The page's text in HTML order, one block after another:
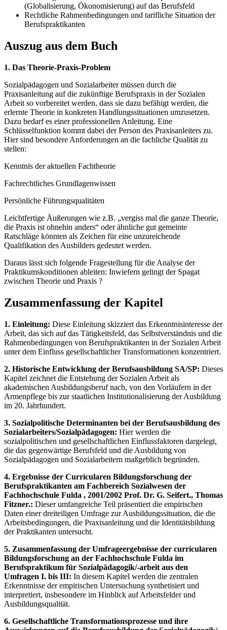
(Globalisierung, Ökonomisierung) auf das Berufsfeld
Rechtliche Rahmenbedingungen und tarifliche Situation der
Berufspraktikanten
Auszug aus dem Buch
1. Das Theorie-Praxis-Problem
Sozialpädagogen und Sozialarbeiter müssen durch die
Praxisanleitung auf die zukünftige Berufspraxis in der Sozialen
Arbeit so vorbereitet werden, dass sie dazu befähigt werden, die
erlernte Theorie in konkreten Handlungssituationen umzusetzen.
Dazu bedarf es einer professionellen Anleitung. Eine
Schlüsselfunktion kommt dabei der Person des Praxisanleiters zu.
Hier sind besondere Anforderungen an die fachliche Qualität zu
stellen:
Kenntnis der aktuellen Fachtheorie
Fachrechtliches Grundlagenwissen
Persönliche Führungsqualitäten
Leichtfertige Äußerungen wie z.B. „vergiss mal die ganze Theorie,
die Praxis ist ohnehin anders“ oder ähnliche gut gemeinte
Ratschläge könnten als Zeichen für eine unzureichende
Qualifikation des Ausbilders gedeutet werden.
Daraus lässt sich folgende Fragestellung für die Analyse der
Praktikumskonditionen ableiten: Inwiefern gelingt der Spagat
zwischen Theorie und Praxis ?
Zusammenfassung der Kapitel
1. Einleitung: Diese Einleitung skizziert das Erkenntnisinteresse der
Arbeit, das sich auf das Tätigkeitsfeld, das Selbstverständnis und die
Rahmenbedingungen von Berufspraktikanten in der Sozialen Arbeit
unter dem Einfluss gesellschaftlicher Transformationen konzentriert.
2. Historische Entwicklung der Berufsausbildung SA/SP: Dieses
Kapitel zeichnet die Entstehung der Sozialen Arbeit als
akademischen Ausbildungsberuf nach, von den Vorläufern in der
Armenpflege bis zur staatlichen Institutionalisierung der Ausbildung
im 20. Jahrhundert.
3. Sozialpolitische Determinanten bei der Berufsausbildung des
Sozialarbeiters/Sozialpädagogen: Hier werden die
sozialpolitischen und gesellschaftlichen Einflussfaktoren dargelegt,
die das gegenwärtige Berufsfeld und die Ausbildung von
Sozialpädagogen und Sozialarbeitern maßgeblich begründen.
4. Ergebnisse der Curricularen Bildungsforschung der
Berufspraktikanten am Fachbereich Sozialwesen der
Fachhochschule Fulda , 2001/2002 Prof. Dr. G. Seifert., Thomas
Fitzner.: Dieser umfangreiche Teil präsentiert die empirischen
Daten einer dreiteiligen Umfrage zur Ausbildungssituation, die die
Arbeitsbedingungen, die Praxisanleitung und die Identitätsbildung
der Praktikanten untersucht.
5. Zusammenfassung der Umfrageergebnisse der curricularen
Bildungsforschung an der Fachhochschule Fulda im
Berufspraktikum für Sozialpädagogik/-arbeit aus den
Umfragen I. bis III: In diesem Kapitel werden die zentralen
Erkenntnisse der empirischen Untersuchung synthetisiert und
interpretiert, insbesondere im Hinblick auf Arbeitsfelder und
Ausbildungsqualität.
6. Gesellschaftliche Transformationsprozesse und ihre